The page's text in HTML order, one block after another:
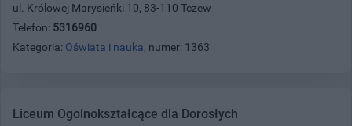
ul. Królowej Marysieńki 10, 83-110 Tczew
Telefon: 5316960
Kategoria: Oświata i nauka, numer: 1363
Liceum Ogolnokształcące dla Dorosłych